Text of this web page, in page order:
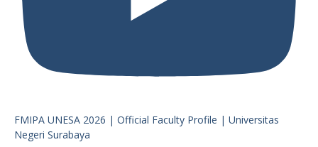
FMIPA UNESA 2026 | Official Faculty Profile | Universitas
Negeri Surabaya